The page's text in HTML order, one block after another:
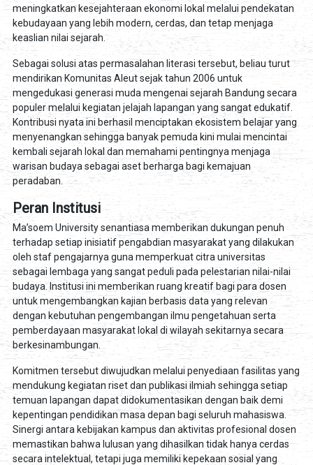
meningkatkan kesejahteraan ekonomi lokal melalui pendekatan
kebudayaan yang lebih modern, cerdas, dan tetap menjaga
keaslian nilai sejarah.
Sebagai solusi atas permasalahan literasi tersebut, beliau turut
mendirikan Komunitas Aleut sejak tahun 2006 untuk
mengedukasi generasi muda mengenai sejarah Bandung secara
populer melalui kegiatan jelajah lapangan yang sangat edukatif.
Kontribusi nyata ini berhasil menciptakan ekosistem belajar yang
menyenangkan sehingga banyak pemuda kini mulai mencintai
kembali sejarah lokal dan memahami pentingnya menjaga
warisan budaya sebagai aset berharga bagi kemajuan
peradaban.
Peran Institusi
Ma’soem University senantiasa memberikan dukungan penuh
terhadap setiap inisiatif pengabdian masyarakat yang dilakukan
oleh staf pengajarnya guna memperkuat citra universitas
sebagai lembaga yang sangat peduli pada pelestarian nilai-nilai
budaya. Institusi ini memberikan ruang kreatif bagi para dosen
untuk mengembangkan kajian berbasis data yang relevan
dengan kebutuhan pengembangan ilmu pengetahuan serta
pemberdayaan masyarakat lokal di wilayah sekitarnya secara
berkesinambungan.
Komitmen tersebut diwujudkan melalui penyediaan fasilitas yang
mendukung kegiatan riset dan publikasi ilmiah sehingga setiap
temuan lapangan dapat didokumentasikan dengan baik demi
kepentingan pendidikan masa depan bagi seluruh mahasiswa.
Sinergi antara kebijakan kampus dan aktivitas profesional dosen
memastikan bahwa lulusan yang dihasilkan tidak hanya cerdas
secara intelektual, tetapi juga memiliki kepekaan sosial yang